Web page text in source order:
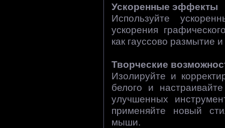
Ускоренные эффекты
Используйте
ускорения
как гауссово размытие
Творческие
Изолируйте и
белого и
улучшенных
применяйте новый
мыши.